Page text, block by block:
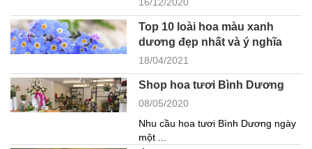
16/12/2020
Top 10 loài hoa màu xanh
dương đẹp nhất và ý nghĩa
18/04/2021
Shop hoa tươi Bình Dương
08/05/2020
Nhu cầu hoa tươi Bình Dương ngày
một ...